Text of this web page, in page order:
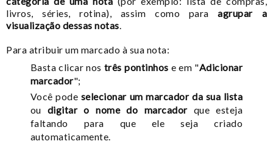
livros, séries, rotina), assim como paraagrupar a
visualização dessas notas.
Para atribuir um marcado à sua nota:
Basta clicar nos três pontinhos e em "Adicionar
marcador";
Você pode selecionar um marcador da sua lista
ou digitar o nome do marcadorque esteja
faltando para que ele seja criado
automaticamente.